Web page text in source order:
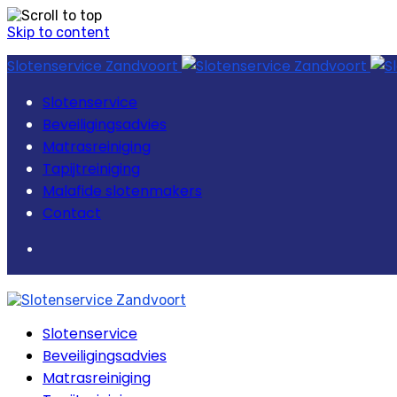
Skip to content
Slotenservice Zandvoort
Slotenservice
Beveiligingsadvies
Matrasreiniging
Tapijtreiniging
Malafide slotenmakers
Contact
Slotenservice
Beveiligingsadvies
Matrasreiniging